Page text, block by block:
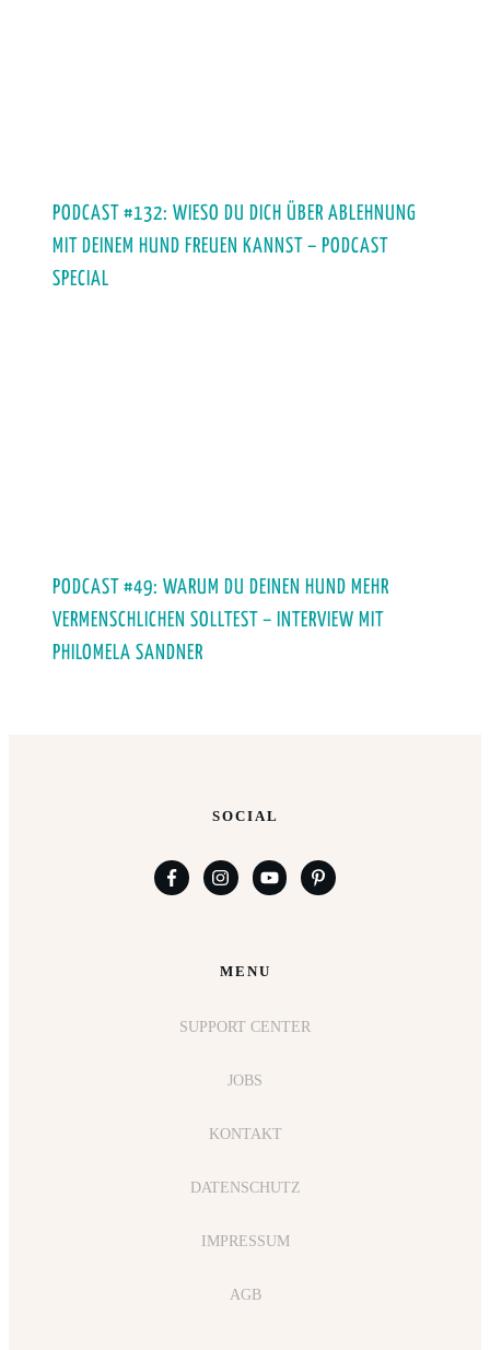
PODCAST #132: WIESO DU DICH ÜBER ABLEHNUNG
MIT DEINEM HUND FREUEN KANNST – PODCAST
SPECIAL
PODCAST #49: WARUM DU DEINEN HUND MEHR
VERMENSCHLICHEN SOLLTEST – INTERVIEW MIT
PHILOMELA SANDNER
MENU
SUPPORT CENTER
JOBS
KONTAKT
DATENSCHUTZ
IMPRESSUM
AGB
SOCIAL